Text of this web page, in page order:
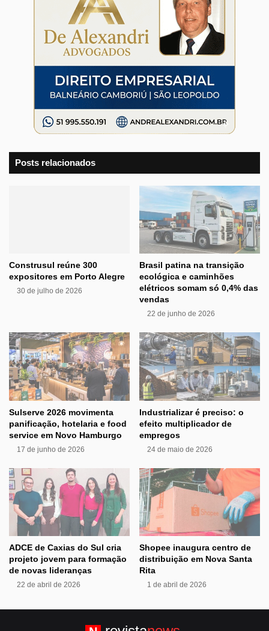
Posts relacionados
Construsul reúne 300
expositores em Porto Alegre
30 de julho de 2026
Brasil patina na transição
ecológica e caminhões
elétricos somam só 0,4% das
vendas
22 de junho de 2026
Sulserve 2026 movimenta
panificação, hotelaria e food
service em Novo Hamburgo
17 de junho de 2026
Industrializar é preciso: o
efeito multiplicador de
empregos
24 de maio de 2026
ADCE de Caxias do Sul cria
projeto jovem para formação
de novas lideranças
22 de abril de 2026
Shopee inaugura centro de
distribuição em Nova Santa
Rita
1 de abril de 2026